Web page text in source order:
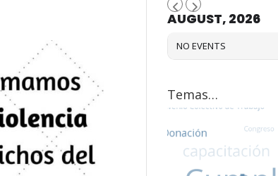
AUGUST, 2026
NO EVENTS
Temas…